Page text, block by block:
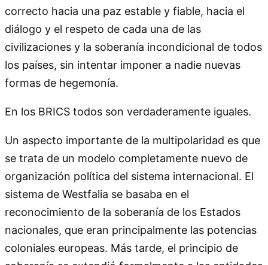
correcto hacia una paz estable y fiable, hacia el
diálogo y el respeto de cada una de las
civilizaciones y la soberanía incondicional de todos
los países, sin intentar imponer a nadie nuevas
formas de hegemonía.
En los BRICS todos son verdaderamente iguales.
Un aspecto importante de la multipolaridad es que
se trata de un modelo completamente nuevo de
organización política del sistema internacional. El
sistema de Westfalia se basaba en el
reconocimiento de la soberanía de los Estados
nacionales, que eran principalmente las potencias
coloniales europeas. Más tarde, el principio de